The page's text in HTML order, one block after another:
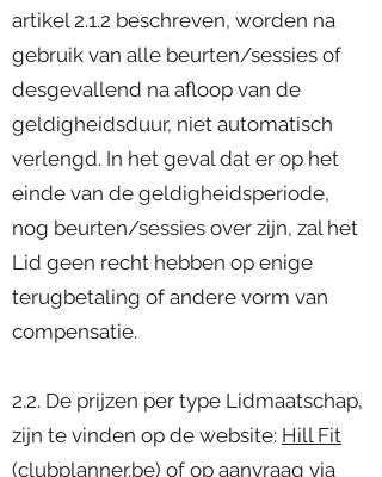
artikel 2.1.2 beschreven, worden na
gebruik van alle beurten/sessies of
desgevallend na afloop van de
geldigheidsduur, niet automatisch
verlengd. In het geval dat er op het
einde van de geldigheidsperiode,
nog beurten/sessies over zijn, zal het
Lid geen recht hebben op enige
terugbetaling of andere vorm van
compensatie.
2.2. De prijzen per type Lidmaatschap,
zijn te vinden op de website: Hill Fit
(clubplanner.be) of op aanvraag via